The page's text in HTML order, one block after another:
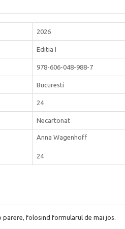
2026
Editia I
978-606-048-988-7
Bucuresti
24
Necartonat
Anna Wagenhoff
24
folosind formularul de mai jos.